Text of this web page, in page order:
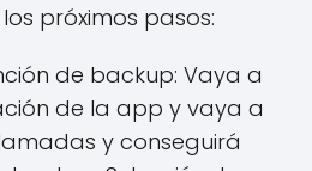
próximos pasos:
de backup: Vaya a
de la app y vaya a
y conseguirá